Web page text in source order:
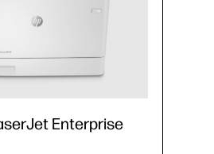
Enterprise